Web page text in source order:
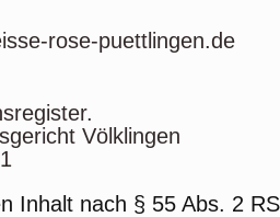
rose-puettlingen.de
Völklingen
Inhalt nach § 55 Abs. 2